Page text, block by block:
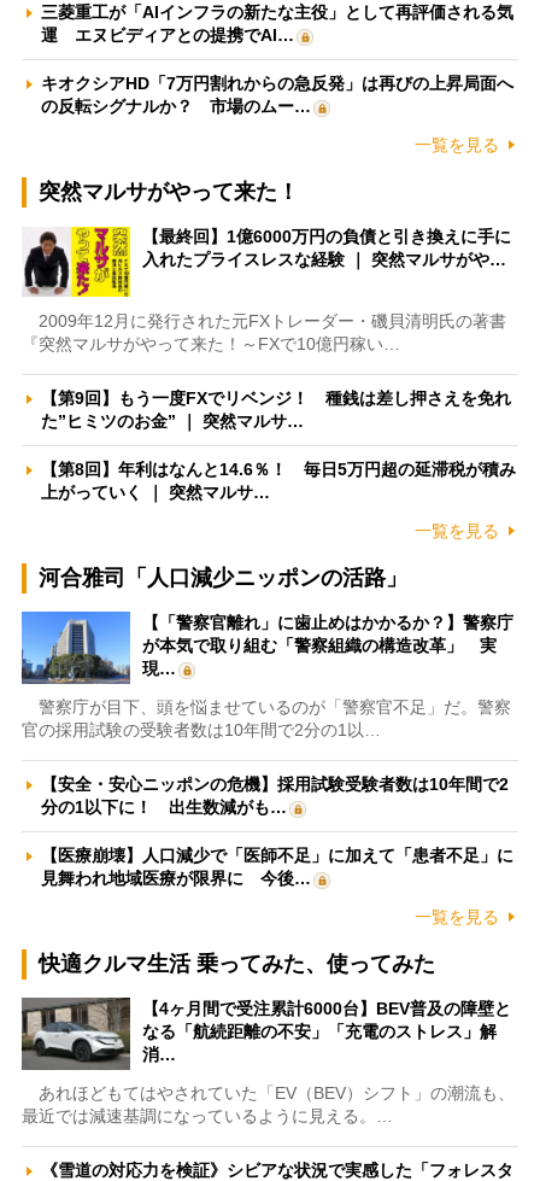
三菱重工が「AIインフラの新たな主役」として再評価される気
運 エヌビディアとの提携でAI…
キオクシアHD「7万円割れからの急反発」は再びの上昇局面へ
の反転シグナルか？ 市場のムー…
一覧を見る
突然マルサがやって来た！
【最終回】1億6000万円の負債と引き換えに手に
入れたプライスレスな経験 ｜ 突然マルサがや…
2009年12月に発行された元FXトレーダー・磯貝清明氏の著書
『突然マルサがやって来た！～FXで10億円稼い…
【第9回】もう一度FXでリベンジ！ 種銭は差し押さえを免れ
た”ヒミツのお金” ｜ 突然マルサ…
【第8回】年利はなんと14.6％！ 毎日5万円超の延滞税が積み
上がっていく ｜ 突然マルサ…
一覧を見る
河合雅司「人口減少ニッポンの活路」
【「警察官離れ」に歯止めはかかるか？】警察庁
が本気で取り組む「警察組織の構造改革」 実
現…
警察庁が目下、頭を悩ませているのが「警察官不足」だ。警察
官の採用試験の受験者数は10年間で2分の1以…
【安全・安心ニッポンの危機】採用試験受験者数は10年間で2
分の1以下に！ 出生数減がも…
【医療崩壊】人口減少で「医師不足」に加えて「患者不足」に
見舞われ地域医療が限界に 今後…
一覧を見る
快適クルマ生活 乗ってみた、使ってみた
【4ヶ月間で受注累計6000台】BEV普及の障壁と
なる「航続距離の不安」「充電のストレス」解
消…
あれほどもてはやされていた「EV（BEV）シフト」の潮流も、
最近では減速基調になっているように見える。…
《雪道の対応力を検証》シビアな状況で実感した「フォレスタ